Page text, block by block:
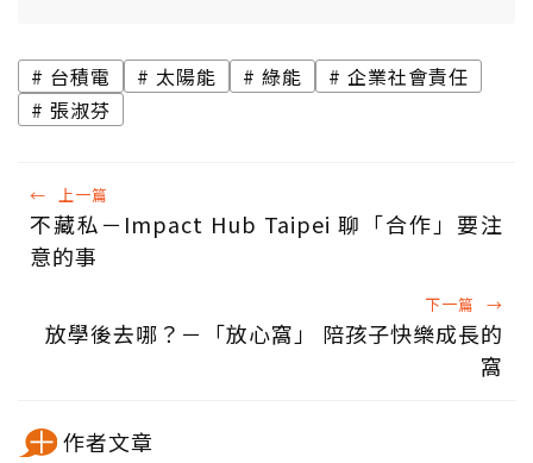
台積電 太陽能 綠能
企業社會責任
張淑芬
← 上一篇
不藏私－Impact Hub Taipei 聊「合作」要注
意的事
下一篇 →
放學後去哪？－「放心窩」 陪孩子快樂成長的
窩
作者文章